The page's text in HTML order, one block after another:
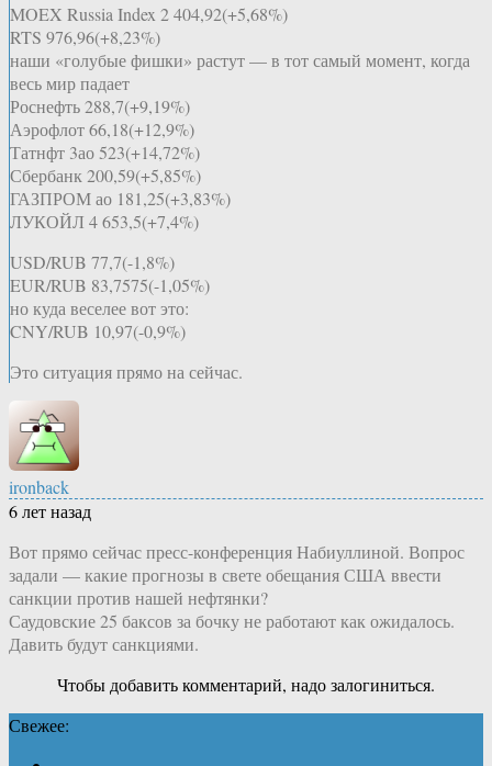
MOEX Russia Index 2 404,92(+5,68%)
RTS 976,96(+8,23%)
наши «голубые фишки» растут — в тот самый момент, когда
весь мир падает
Роснефть 288,7(+9,19%)
Аэрофлот 66,18(+12,9%)
Татнфт 3ао 523(+14,72%)
Сбербанк 200,59(+5,85%)
ГАЗПРОМ ао 181,25(+3,83%)
ЛУКОЙЛ 4 653,5(+7,4%)
USD/RUB 77,7(-1,8%)
EUR/RUB 83,7575(-1,05%)
но куда веселее вот это:
CNY/RUB 10,97(-0,9%)
Это ситуация прямо на сейчас.
ironback
6 лет назад
Вот прямо сейчас пресс-конференция Набиуллиной. Вопрос
задали — какие прогнозы в свете обещания США ввести
санкции против нашей нефтянки?
Саудовские 25 баксов за бочку не работают как ожидалось.
Давить будут санкциями.
Чтобы добавить комментарий, надо залогиниться.
Свежее: